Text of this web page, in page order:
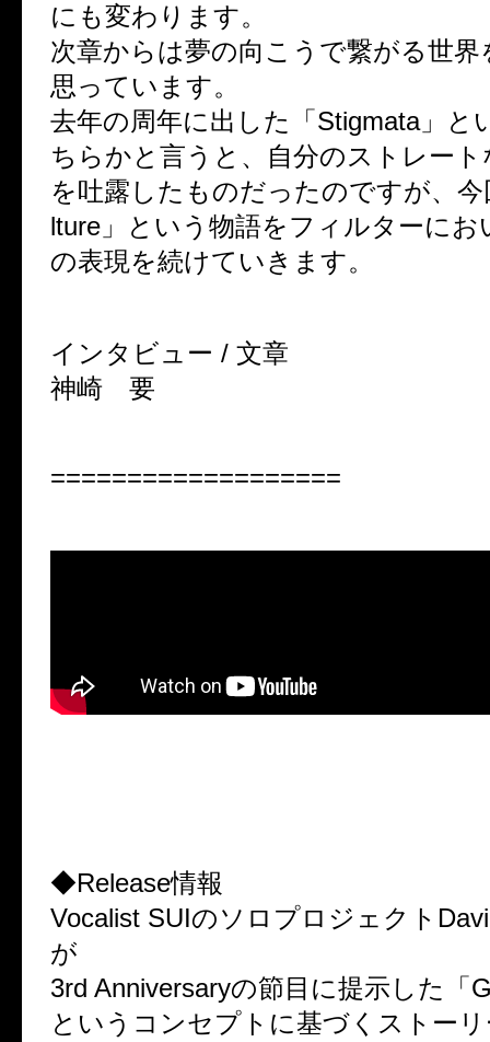
にも変わります。
次章からは夢の向こうで繋がる世
思っています。
去年の周年に出した「Stigmata」と
ちらかと言うと、自分のストレー
を吐露したものだったのですが、今
lture」という物語をフィルターにお
の表現を続けていきます。
インタビュー / 文章
神崎 要
===================
◆Release情報
Vocalist SUIのソロプロジェクト
が
3rd Anniversaryの節目に提示した「
というコンセプトに基づくストー